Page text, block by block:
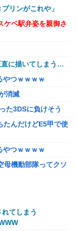
リンがこれや」
ケベ駅弁姿を親御さ
直に描いてしまう…
やつｗｗｗｗ
消滅
た3DSに負けそう
たんだけどE5甲で使
やつｗｗｗｗ
母機動部隊ってクソ
w
で遠隔操作してる
てしまう